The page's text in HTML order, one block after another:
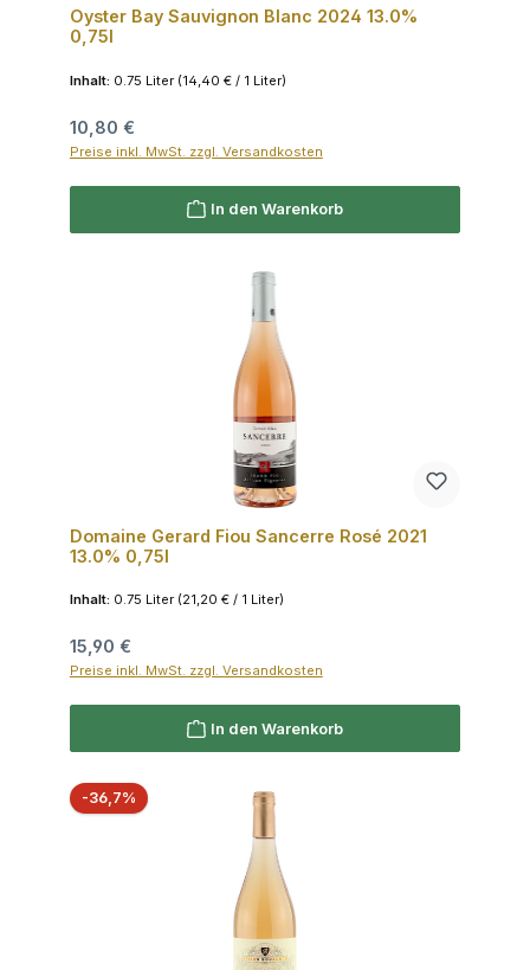
Oyster Bay Sauvignon Blanc 2024 13.0%
0,75l
Inhalt: 0.75 Liter (14,40 € / 1 Liter)
Regulärer Preis:
10,80 €
Preise inkl. MwSt. zzgl. Versandkosten
In den Warenkorb
Domaine Gerard Fiou Sancerre Rosé 2021
13.0% 0,75l
Inhalt: 0.75 Liter (21,20 € / 1 Liter)
Regulärer Preis:
15,90 €
Preise inkl. MwSt. zzgl. Versandkosten
In den Warenkorb
-36,7%Rabatt